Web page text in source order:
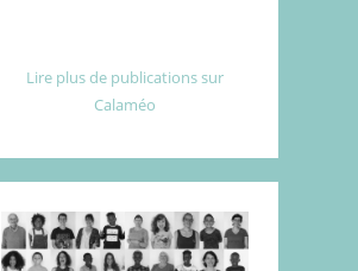
Lire plus de publications sur
Calaméo